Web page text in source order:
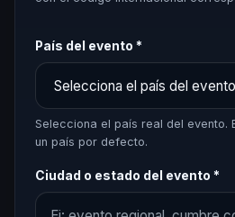
País del evento *
Selecciona el país real del evento.
un país por defecto.
Ciudad o estado del evento *